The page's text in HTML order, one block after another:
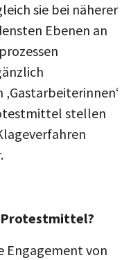
sie bei näherer
Ebenen an
stellen
Protestmittel?
Engagement von